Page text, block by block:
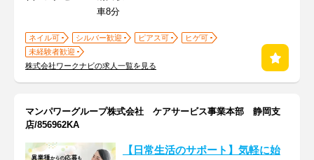
車8分
ネイル可 シルバー歓迎 ピアス可
ヒゲ可
未経験者歓迎
株式会社ワークナビの求人一覧を見る
マンパワーグループ株式会社 ケアサービス事業本部 静岡支
店/856962KA
【日常生活のサポート】気軽に始